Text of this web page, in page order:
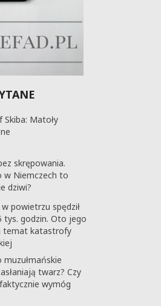
Skiba: Matoły
skrępowania.
w Niemczech to
dziwi?
powietrzu spędził
tys. godzin. Oto jego
temat katastrofy
muzułmańskie
twarz? Czy
wymóg